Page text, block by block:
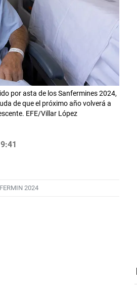
por asta de los Sanfermines 2024,
de que el próximo año volverá a
EFE/Villar López
2024